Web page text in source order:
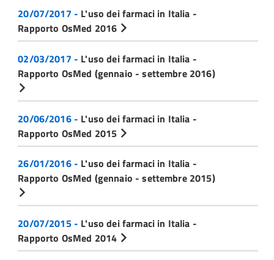
20/07/2017 - L'uso dei farmaci in Italia -
Rapporto OsMed 2016
02/03/2017 - L'uso dei farmaci in Italia -
Rapporto OsMed (gennaio - settembre 2016)
20/06/2016 - L'uso dei farmaci in Italia -
Rapporto OsMed 2015
26/01/2016 - L'uso dei farmaci in Italia -
Rapporto OsMed (gennaio - settembre 2015)
20/07/2015 - L'uso dei farmaci in Italia -
Rapporto OsMed 2014